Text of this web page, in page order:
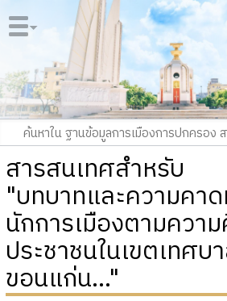
สารสนเทศสำหรับ
"บทบาทและความคา
นักการเมืองตามควา
ประชาชนในเขตเทศบ
ขอนแก่น..."